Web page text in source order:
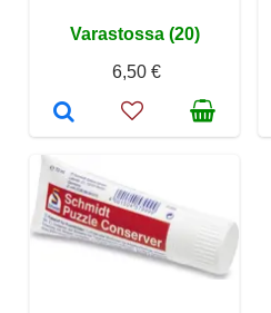
Varastossa (20)
6,50 €